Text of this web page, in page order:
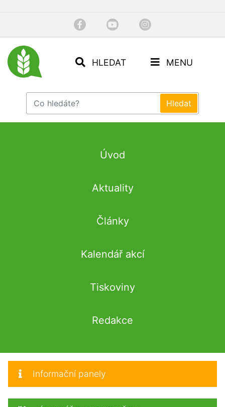
HLEDAT MENU
Úvod
Aktuality
Články
Kalendář akcí
Tiskoviny
Redakce
Informační panely